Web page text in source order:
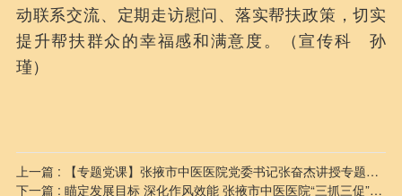
动联系交流、定期走访慰问、落实帮扶政策，切实
提升帮扶群众的幸福感和满意度。（宣传科 孙
瑾）
上一篇 : 【专题党课】张掖市中医医院党委书记张奋杰讲授专题党课，推动党的二十届三中全会精神在医院落地生根
下一篇 : 瞄定发展目标 深化作风效能 张掖市中医医院“三抓三促”行动推进会暨开展“明职责 敢担当”主题活动动员会召开